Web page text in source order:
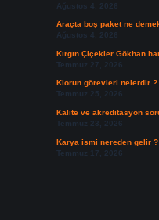
Ağustos 4, 2026
Araçta boş paket ne
Ağustos 4, 2026
Kırgın Çiçekler Gökhan
Temmuz 27, 2026
Klorun görevleri nelerdir ?
Temmuz 25, 2026
Kalite ve akreditasyon
Temmuz 23, 2026
Karya ismi nereden gelir ?
Temmuz 17, 2026